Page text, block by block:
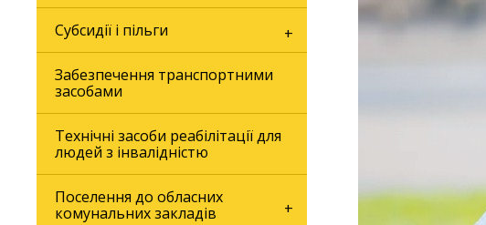
Субсидії і пільги
Забезпечення транспортними
засобами
Технічні засоби реабілітації для
людей з інвалідністю
Поселення до обласних
комунальних закладів